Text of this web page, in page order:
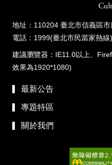
地址：110204 臺北市信義區
電話：1999(臺北市民當家熱
建議瀏覽器：IE11.0以上、
效果為1920*1080)
最新公告
專題特區
關於我們